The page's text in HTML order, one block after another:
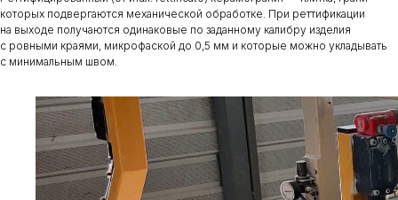
которых подвергаются механической обработке. При реттификации
на выходе получаются одинаковые по заданному калибру изделия
с ровными краями, микрофаской до 0,5 мм и которые можно укладывать
с минимальным швом.